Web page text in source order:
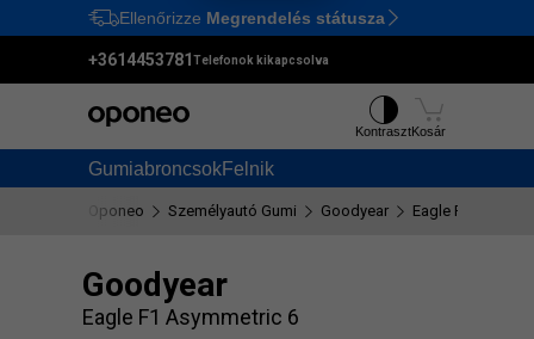
Ctrl M
Ellenőrizze Megrendelés státusza
+3614453781Telefonok kikapcsolva
GumiabroncsokFelnik
KontrasztKosár
Oponeo Személyautó Gumi Goodyear Eagle F1
Goodyear
Eagle F1 Asymmetric 6